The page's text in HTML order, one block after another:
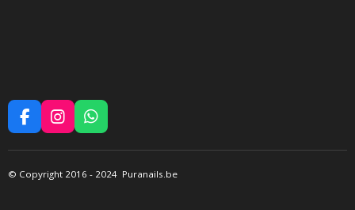
F
A
C
E
B
I
N
S
T
A
W
H
A
T
S
© Copyright 2016 - 2024 Puranails.be